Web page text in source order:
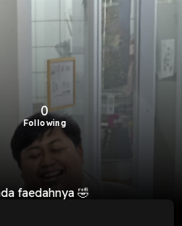
0
Following
faedahnya 🤣